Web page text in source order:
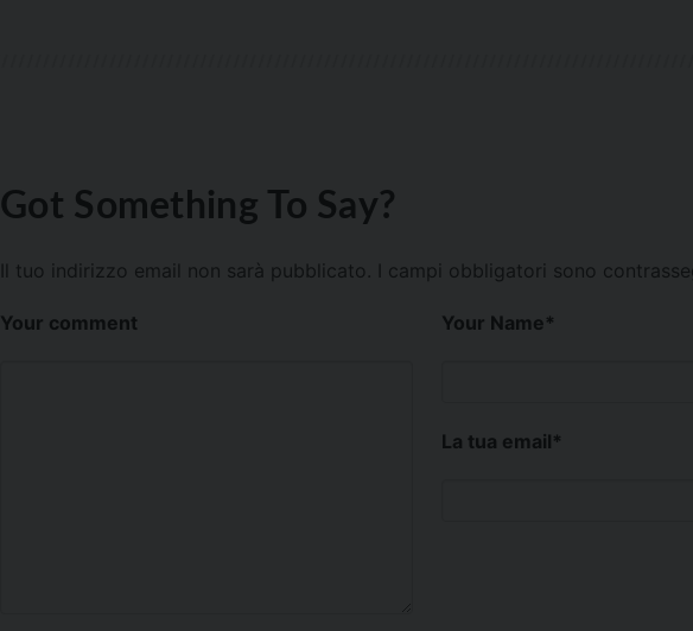
Got Something To Say?
Il tuo indirizzo email non sarà pubblicato. I campi obbligatori sono
Your comment Your Name*
La tua email*